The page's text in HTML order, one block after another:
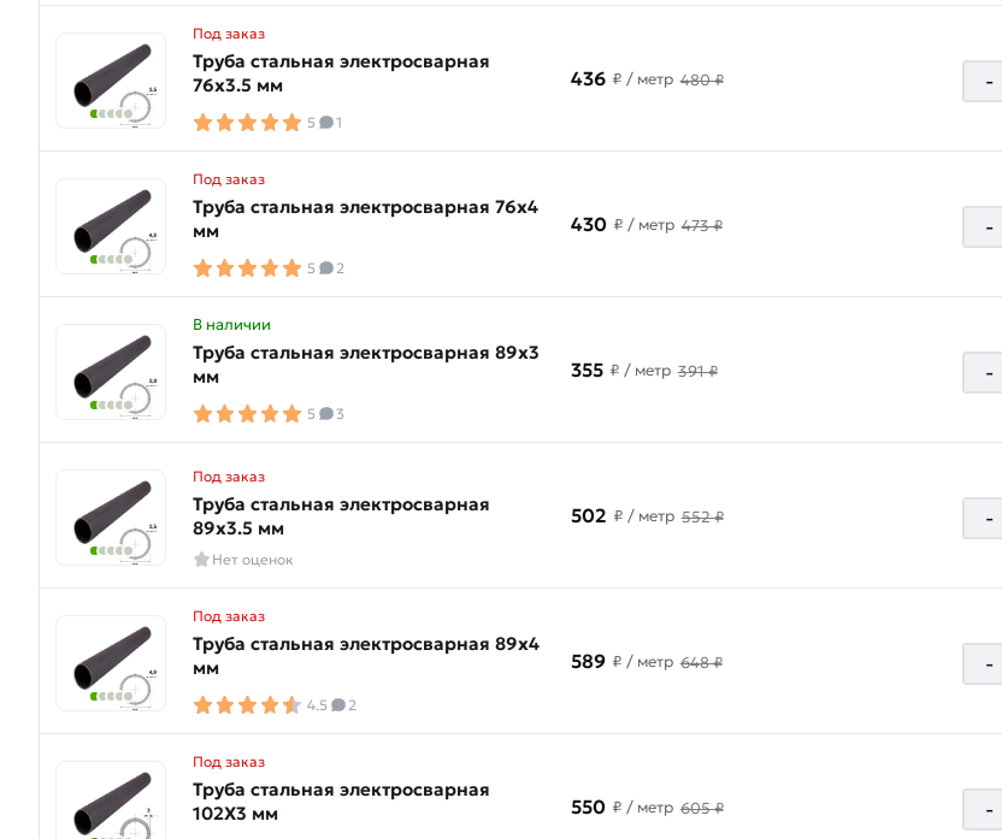
Под заказ
Труба стальная электросварная
76х3.5 мм
5 1
436 ₽ / метр 480 ₽ -
Под заказ
Труба стальная электросварная 76х4
мм
5 2
430 ₽ / метр 473 ₽ -
В наличии
Труба стальная электросварная 89х3
мм
5 3
355 ₽ / метр 391 ₽ -
Под заказ
Труба стальная электросварная
89х3.5 мм
Нет оценок
502 ₽ / метр 552 ₽ -
Под заказ
Труба стальная электросварная 89х4
мм
4.5 2
589 ₽ / метр 648 ₽ -
Под заказ
Труба стальная электросварная
102Х3 мм
550 ₽ / метр 605 ₽ -